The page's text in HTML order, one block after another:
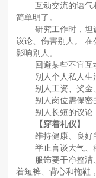
互动交流的语气和
简单明了。
研究工作时，坦诚
议论、伤害别人。
影响别人。
回避某些不宜互
别人个人私人生
别人工资、奖金
别人岗位需保密
别人长短的议论
【穿着礼仪】
维持健康、良好的
举止言谈大气、稳
服饰要干净整洁、
着短裤、背心和拖鞋